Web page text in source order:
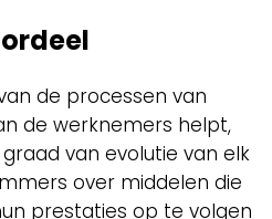
de processen van
de werknemers helpt,
van evolutie van elk
over middelen die
prestaties op te volgen